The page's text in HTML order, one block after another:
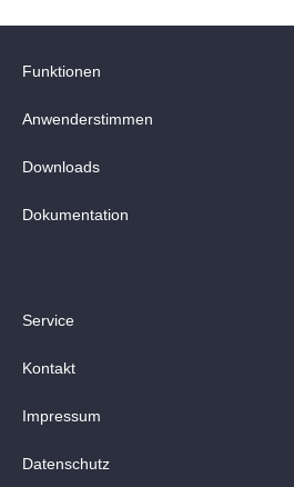
Funktionen
Anwenderstimmen
Downloads
Dokumentation
Service
Kontakt
Impressum
Datenschutz